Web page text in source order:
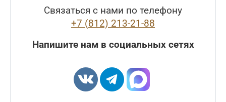
Связаться с нами по телефону
+7 (812) 213-21-88
Напишите нам в социальных сетях